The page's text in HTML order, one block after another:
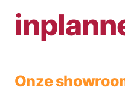
Onze